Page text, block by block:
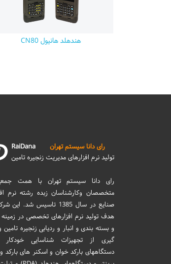
هندهلد هانیول CN80
رای دانا سیستم تهران
RaiDana
تولید نرم افزارهای مدیریت زنجیره تامین
رای دانا سیستم تهران با همت
متخصصان وکارشناسان زبده رشته نرم
صنایع در سال 1385 تاسیس شد.
هدف تولید نرم افزارهای تخصصی در زمینه
و بسته بندی و انبار و ردیابی زنجیره تامین
گیری از تجهیزات شناسایی خودکار
دستگاههای بارکد خوان و اسکنر های بارکد